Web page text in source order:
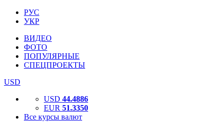
РУС
УКР
ВИДЕО
ФОТО
ПОПУЛЯРНЫЕ
СПЕЦПРОЕКТЫ
USD
USD 44.4886
EUR 51.3350
Все курсы валют